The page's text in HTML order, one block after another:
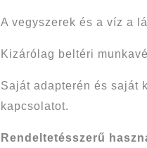
A vegyszerek és a víz a
Kizárólag beltéri
Saját adapterén és saját
kapcsolatot.
Rendeltetésszerű